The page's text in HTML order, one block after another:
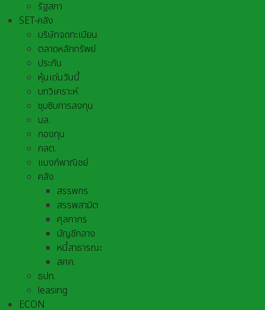
รัฐสภา
SET-คลัง
บริษัทจดทะเบียน
ตลาดหลักทรัพย์
ประกัน
หุ้นเด่นวันนี้
บทวิเคราะห์
ซุบซิบการลงทุน
บล.
กองทุน
กลต.
แบงก์พาณิชย์
คลัง
สรรพกร
สรรพสามิต
ศุลกากร
บัญชีกลาง
หนี้สาธารณะ
สศค.
ธปท.
leasing
ECON